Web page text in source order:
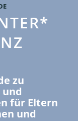
zu
für Eltern
und